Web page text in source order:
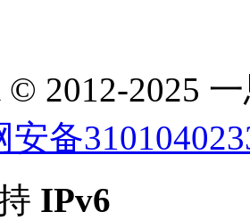
© 2012-2025
安备
IPv6